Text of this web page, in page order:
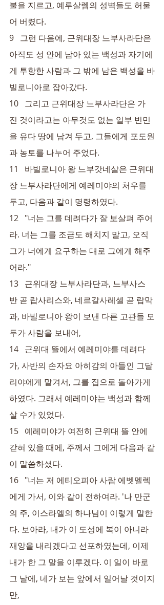
불을 지르고, 예루살렘의 성벽들도 허물
어 버렸다.
9   그런 다음에, 근위대장 느부사라단은
아직도 성 안에 남아 있는 백성과 자기에
게 투항한 사람과 그 밖에 남은 백성을 바
빌로니아로 잡아갔다.
10   그리고 근위대장 느부사라단은 가
진 것이라고는 아무것도 없는 일부 빈민
을 유다 땅에 남겨 두고, 그들에게 포도원
과 농토를 나누어 주었다.
11   바빌로니아 왕 느부갓네살은 근위대
장 느부사라단에게 예레미야의 처우를
두고, 다음과 같이 명령하였다.
12   "너는 그를 데려다가 잘 보살펴 주어
라. 너는 그를 조금도 해치지 말고, 오직
그가 너에게 요구하는 대로 그에게 해주
어라."
13   근위대장 느부사라단과, 느부사스
반 곧 랍사리스와, 네르갈사레셀 곧 랍막
과, 바빌로니아 왕이 보낸 다른 고관들 모
두가 사람을 보내어,
14   근위대 뜰에서 예레미야를 데려다
가, 사반의 손자요 아히감의 아들인 그달
리야에게 맡겨서, 그를 집으로 돌아가게
하였다. 그래서 예레미야는 백성과 함께
살 수가 있었다.
15   예레미야가 여전히 근위대 뜰 안에
갇혀 있을 때에, 주께서 그에게 다음과 같
이 말씀하셨다.
16   "너는 저 에티오피아 사람 에벳멜렉
에게 가서, 이와 같이 전하여라. '나 만군
의 주, 이스라엘의 하나님이 이렇게 말한
다. 보아라, 내가 이 도성에 복이 아니라
재앙을 내리겠다고 선포하였는데, 이제
내가 한 그 말을 이루겠다. 이 일이 바로
그 날에, 네가 보는 앞에서 일어날 것이지
만,